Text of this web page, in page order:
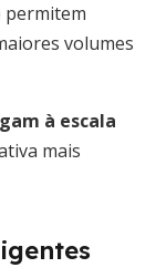
permitem
volumes
à escala
mais